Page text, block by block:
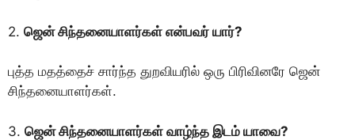
2. ஜென் சிந்தனையாளர்கள் என்பவர் யார்?
புத்த மதத்தைச் சார்ந்த துறவியரில் ஒரு பிரிவினரே ஜென்
சிந்தனையாளர்கள்.
3. ஜென் சிந்தனையாளர்கள் வாழ்ந்த இடம் யாவை?